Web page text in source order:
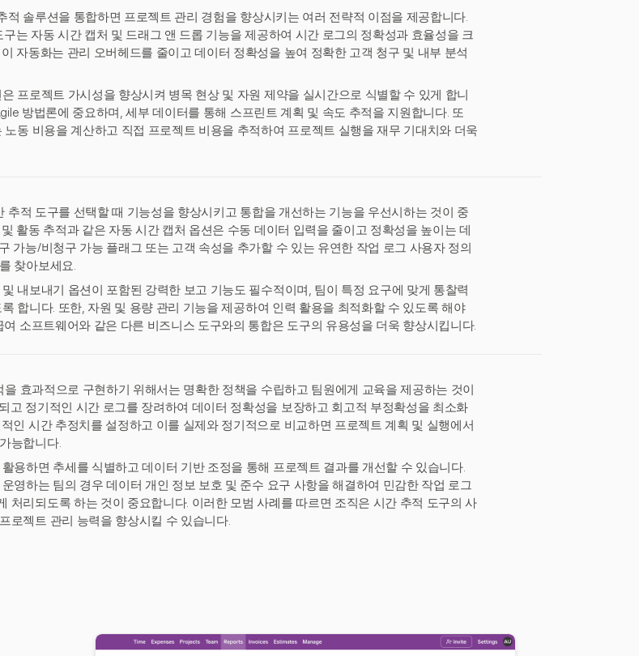
적 솔루션을 통합하면 프로젝트 관리 경험을 향상시키는 여러 전략적 이점을 제공합니다.
구는 자동 시간 캡처 및 드래그 앤 드롭 기능을 제공하여 시간 로그의 정확성과 효율성을 크
자동화는 관리 오버헤드를 줄이고 데이터 정확성을 높여 정확한 고객 청구 및 내부 분석
프로젝트 가시성을 향상시켜 병목 현상 및 자원 제약을 실시간으로 식별할 수 있게 합니
방법론에 중요하며, 세부 데이터를 통해 스프린트 계획 및 속도 추적을 지원합니다. 또
노동 비용을 계산하고 직접 프로젝트 비용을 추적하여 프로젝트 실행을 재무 기대치와 더욱
추적 도구를 선택할 때 기능성을 향상시키고 통합을 개선하는 기능을 우선시하는 것이 중
활동 추적과 같은 자동 시간 캡처 옵션은 수동 데이터 입력을 줄이고 정확성을 높이는 데
가능/비청구 가능 플래그 또는 고객 속성을 추가할 수 있는 유연한 작업 로그 사용자 정의
찾아보세요.
내보내기 옵션이 포함된 강력한 보고 기능도 필수적이며, 팀이 특정 요구에 맞게 통찰력
합니다. 또한, 자원 및 용량 관리 기능을 제공하여 인력 활용을 최적화할 수 있도록 해야
여 소프트웨어와 같은 다른 비즈니스 도구와의 통합은 도구의 유용성을 더욱 향상시킵니다.
을 효과적으로 구현하기 위해서는 명확한 정책을 수립하고 팀원에게 교육을 제공하는 것이
고 정기적인 시간 로그를 장려하여 데이터 정확성을 보장하고 회고적 부정확성을 최소화
인 시간 추정치를 설정하고 이를 실제와 정기적으로 비교하면 프로젝트 계획 및 실행에서
능합니다.
용하면 추세를 식별하고 데이터 기반 조정을 통해 프로젝트 결과를 개선할 수 있습니다.
영하는 팀의 경우 데이터 개인 정보 보호 및 준수 요구 사항을 해결하여 민감한 작업 로그
처리되도록 하는 것이 중요합니다. 이러한 모범 사례를 따르면 조직은 시간 추적 도구의 사
로젝트 관리 능력을 향상시킬 수 있습니다.